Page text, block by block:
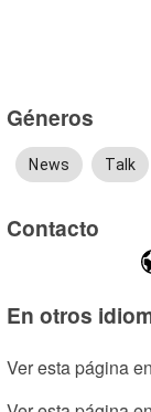
Géneros
News Talk
Contacto
En otros
Ver esta página